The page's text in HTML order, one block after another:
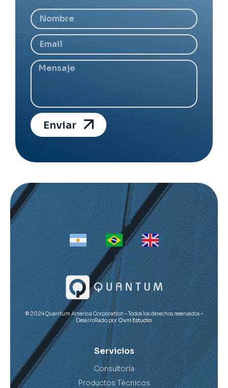
Enviar
© 2024 Quantum America Corporation – Todos los derechos reservados –
Desarrollado porOvni Estudio
Servicios
Consultoría
Productos Técnicos